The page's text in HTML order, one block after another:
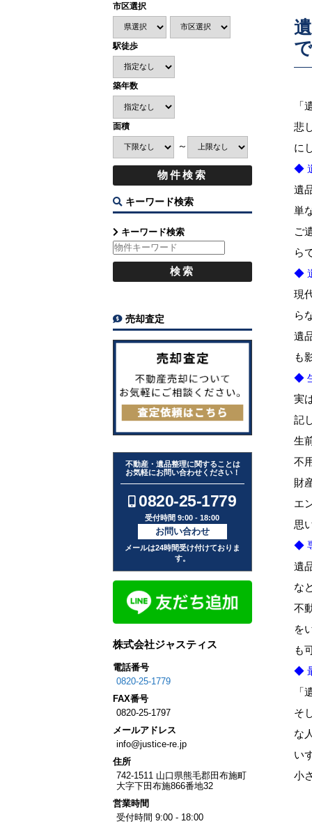
悲
に
◆
遺
単
ご
ら
◆
現
ら
遺
も
◆
実
記
生
不
財
エ
思
◆
遺
な
不
を
も
◆
「
そ
な
い
小
市区選択
駅徒歩
築年数
面積
～
キーワード検索
キーワード検索
売却査定
不動産・遺品整理に関することは
お気軽にお問い合わせください！
0820-25-1779
受付時間 9:00 - 18:00
お問い合わせ
メールは24時間受け付けておりま
す。
株式会社ジャスティス
電話番号
0820-25-1779
FAX番号
0820-25-1797
メールアドレス
info@justice-re.jp
住所
742-1511 山口県熊毛郡田布施町
大字下田布施866番地32
営業時間
受付時間 9:00 - 18:00